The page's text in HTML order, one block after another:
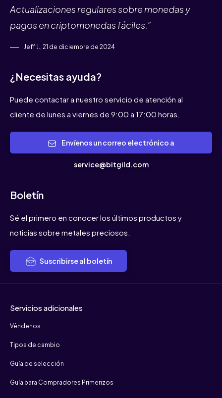
Actualizaciones regulares sobre monedas y
pagos en criptomonedas fáciles.”
Jeff J., 21 de diciembre de 2024
¿Necesitas ayuda?
Puede contactar a nuestro servicio de atención al
cliente de lunes a viernes de 9:00 a 17:00 horas.
service@bitgild.com
Boletín
Sé el primero en conocer los últimos productos y
noticias sobre metales preciosos.
Suscribirse al boletín
Servicios adicionales
Véndenos
Tipos de cambio
Guía de selección
Guía para Compradores Primerizos